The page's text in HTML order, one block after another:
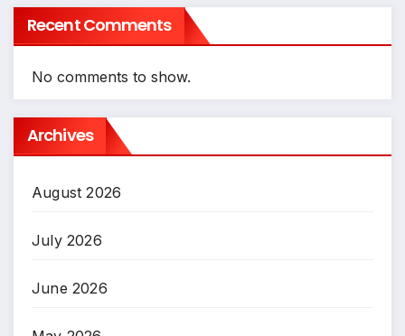
Recent Comments
No comments to show.
Archives
August 2026
July 2026
June 2026